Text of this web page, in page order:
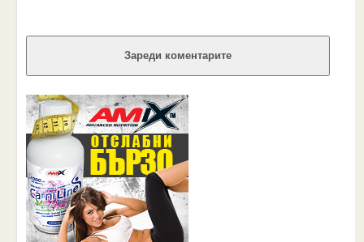
Зареди коментарите